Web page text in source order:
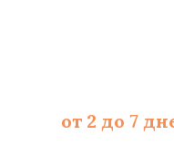
от 2 до 7